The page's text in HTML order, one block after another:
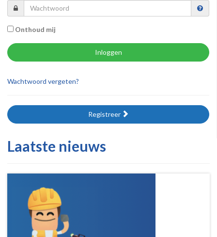
Onthoud mij
Inloggen
Wachtwoord vergeten?
Registreer
Laatste nieuws